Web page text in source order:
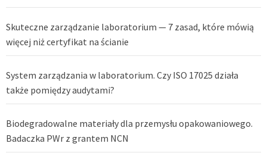
Skuteczne zarządzanie laboratorium — 7 zasad, które mówią
więcej niż certyfikat na ścianie
System zarządzania w laboratorium. Czy ISO 17025 działa
także pomiędzy audytami?
Biodegradowalne materiały dla przemysłu opakowaniowego.
Badaczka PWr z grantem NCN